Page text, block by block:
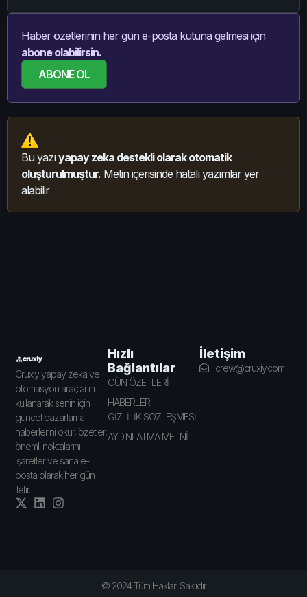
Haber özetlerinin her gün e-posta kutuna gelmesi için
abone olabilirsin.
ABONE OL
Bu yazıyapay zeka destekli olarak otomatik
oluşturulmuştur. Metin içerisinde hatalı yazımlar yer
alabilir
Cruxiy yapay zeka ve
otomasyon araçlarını
kullanarak senin için
güncel pazarlama
haberlerini okur, özetler,
önemli noktalarını
işaretler ve sana e-
posta olarak her gün
iletir.
Hızlı
Bağlantılar
GÜN ÖZETLERİ
HABERLER
GİZLİLİK SÖZLEŞMESİ
AYDINLATMA METNİ
İletişim
crew@cruxiy.com
© 2024 Tüm Hakları Saklıdır